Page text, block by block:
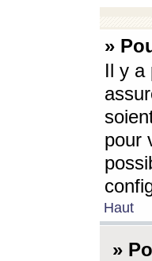
»
Il y a
pour
Haut
»